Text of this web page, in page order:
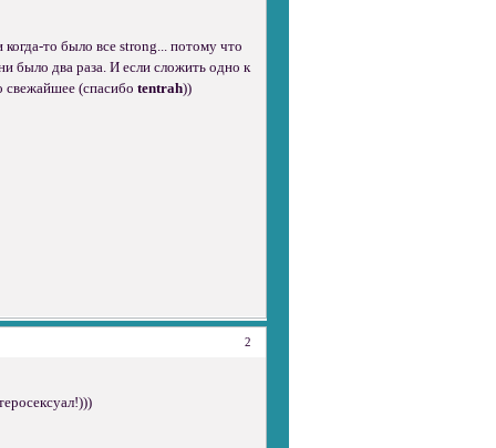
то было все strong... потому что
было два раза. И если сложить одно к
свежайшее (спасибоtentrah))
2